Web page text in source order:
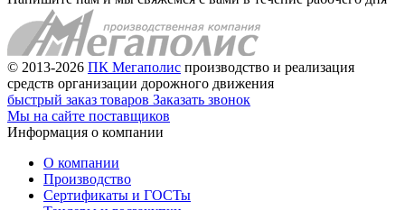
© 2013-2026 ПК Мегаполис производство и реализация
средств организации дорожного движения
быстрый заказ товаров Заказать звонок
Мы на сайте поставщиков
Информация о компании
О компании
Производство
Сертификаты и ГОСТы